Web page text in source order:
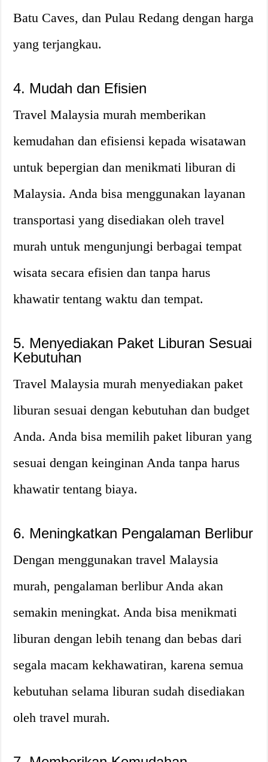
Batu Caves, dan Pulau Redang dengan harga
yang terjangkau.
4. Mudah dan Efisien
Travel Malaysia murah memberikan
kemudahan dan efisiensi kepada wisatawan
untuk bepergian dan menikmati liburan di
Malaysia. Anda bisa menggunakan layanan
transportasi yang disediakan oleh travel
murah untuk mengunjungi berbagai tempat
wisata secara efisien dan tanpa harus
khawatir tentang waktu dan tempat.
5. Menyediakan Paket Liburan Sesuai
Kebutuhan
Travel Malaysia murah menyediakan paket
liburan sesuai dengan kebutuhan dan budget
Anda. Anda bisa memilih paket liburan yang
sesuai dengan keinginan Anda tanpa harus
khawatir tentang biaya.
6. Meningkatkan Pengalaman Berlibur
Dengan menggunakan travel Malaysia
murah, pengalaman berlibur Anda akan
semakin meningkat. Anda bisa menikmati
liburan dengan lebih tenang dan bebas dari
segala macam kekhawatiran, karena semua
kebutuhan selama liburan sudah disediakan
oleh travel murah.